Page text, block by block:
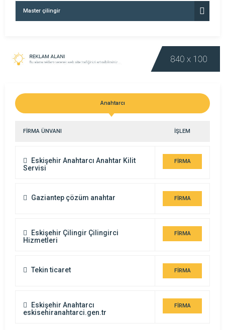
Master çilingir
Anahtarcı
FİRMA ÜNVANI İŞLEM
Eskişehir Anahtarcı Anahtar Kilit
Servisi
FİRMA
Gaziantep çözüm anahtar FİRMA
Eskişehir Çilingir Çilingirci
Hizmetleri
FİRMA
Tekin ticaret FİRMA
Eskişehir Anahtarcı
eskisehiranahtarci.gen.tr
FİRMA